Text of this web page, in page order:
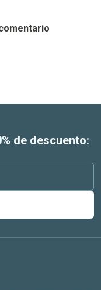
de descuento: